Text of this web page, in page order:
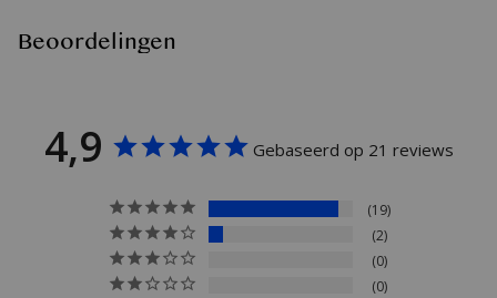
verkrijgbaar.
Beoordelingen
4,9 Gebaseerd op 21 reviews
19
2
0
0